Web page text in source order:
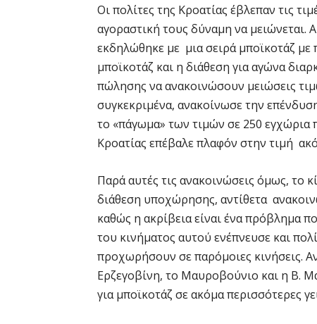
Οι πολίτες της Κροατίας έβλεπαν τις
αγοραστική τους δύναμη να
εκδηλώθηκε με μια σειρά μποϊκοτάζ
μποϊκοτάζ και η διάθεση για αγώνα
πώλησης να ανακοινώσουν μειώσεις
συγκεκριμένα, ανακοίνωσε την
το «πάγωμα» των τιμών σε 250 εγχώρια
Κροατίας επέβαλε πλαφόν στην τιμή
Παρά αυτές τις ανακοινώσεις όμως, το
διάθεση υποχώρησης, αντίθετα
καθώς η ακρίβεια είναι ένα πρόβλημα
του κινήματος αυτού ενέπνευσε και
προχωρήσουν σε παρόμοιες κινήσεις.
Ερζεγοβίνη, το Μαυροβούνιο και η Β.
για μποϊκοτάζ σε ακόμα περισσότερες